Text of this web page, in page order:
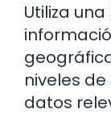
Utiliza
niveles
datos